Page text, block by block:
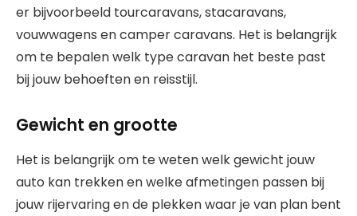
er bijvoorbeeld tourcaravans, stacaravans,
vouwwagens en camper caravans. Het is belangrijk
om te bepalen welk type caravan het beste past
bij jouw behoeften en reisstijl.
Gewicht en grootte
Het is belangrijk om te weten welk gewicht jouw
auto kan trekken en welke afmetingen passen bij
jouw rijervaring en de plekken waar je van plan bent